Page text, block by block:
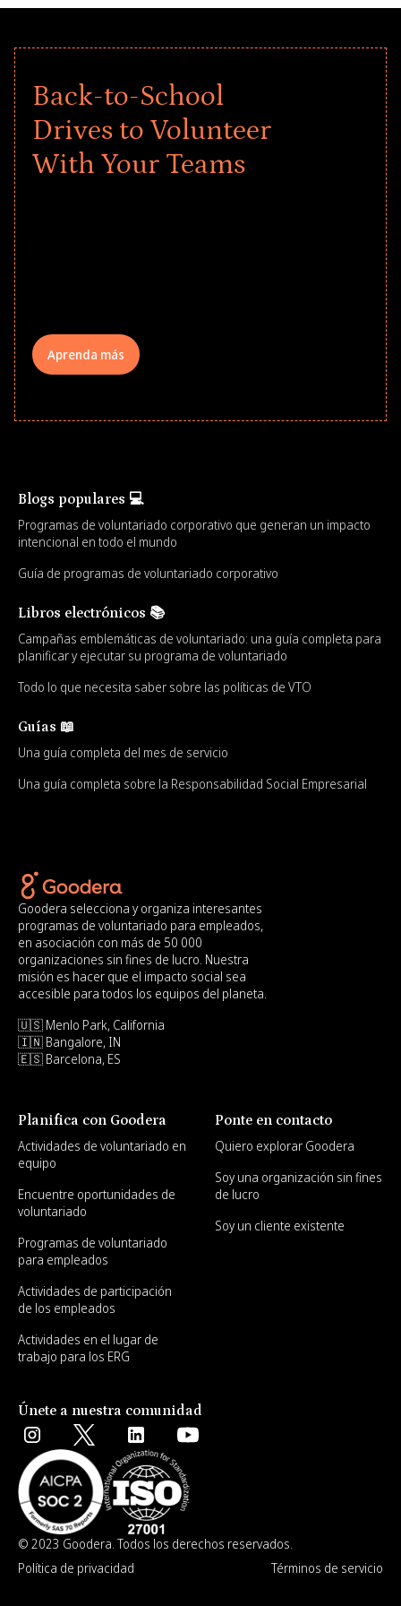
Back-to-School
Drives to Volunteer
With Your Teams
Aprenda más
Blogs populares 💻
Programas de voluntariado corporativo que generan un impacto
intencional en todo el mundo
Guía de programas de voluntariado corporativo
Libros electrónicos 📚
Campañas emblemáticas de voluntariado: una guía completa para
planificar y ejecutar su programa de voluntariado
Todo lo que necesita saber sobre las políticas de VTO
Guías 📖
Una guía completa del mes de servicio
Una guía completa sobre la Responsabilidad Social Empresarial
Goodera selecciona y organiza interesantes
programas de voluntariado para empleados,
en asociación con más de 50 000
organizaciones sin fines de lucro. Nuestra
misión es hacer que el impacto social sea
accesible para todos los equipos del planeta.
🇺🇸 Menlo Park, California
🇮🇳 Bangalore, IN
🇪🇸 Barcelona, ES
Planifica con Goodera
Actividades de voluntariado en
equipo
Encuentre oportunidades de
voluntariado
Programas de voluntariado
para empleados
Actividades de participación
de los empleados
Actividades en el lugar de
trabajo para los ERG
Ponte en contacto
Quiero explorar Goodera
Soy una organización sin fines
de lucro
Soy un cliente existente
Únete a nuestra comunidad
© 2023 Goodera. Todos los derechos reservados.
Política de privacidad
Términos de servicio